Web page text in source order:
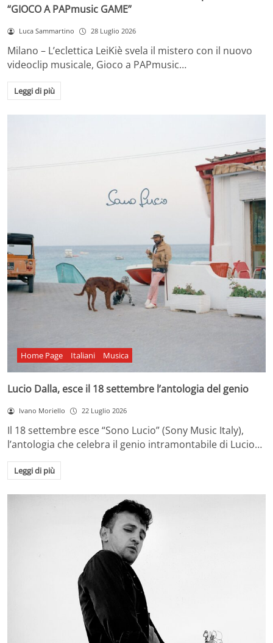
“GIOCO A PAPmusic GAME”
Luca Sammartino 28 Luglio 2026
Milano – L’eclettica LeiKiè svela il mistero con il nuovo
videoclip musicale, Gioco a PAPmusic…
Leggi di più
Home Page Italiani Musica
Lucio Dalla, esce il 18 settembre l’antologia del genio
Ivano Moriello 22 Luglio 2026
Il 18 settembre esce “Sono Lucio” (Sony Music Italy),
l’antologia che celebra il genio intramontabile di Lucio…
Leggi di più